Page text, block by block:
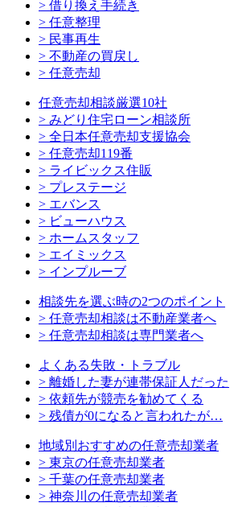
> 借り換え手続き
> 任意整理
> 民事再生
> 不動産の買戻し
> 任意売却
任意売却相談厳選10社
> みどり住宅ローン相談所
> 全日本任意売却支援協会
> 任意売却119番
> ライビックス住販
> プレステージ
> エバンス
> ビューハウス
> ホームスタッフ
> エイミックス
> インプルーブ
相談先を選ぶ時の2つのポイント
> 任意売却相談は不動産業者へ
> 任意売却相談は専門業者へ
よくある失敗・トラブル
> 離婚した妻が連帯保証人だった
> 依頼先が競売を勧めてくる
> 残債が0になると言われたが…
地域別おすすめの任意売却業者
> 東京の任意売却業者
> 千葉の任意売却業者
> 神奈川の任意売却業者